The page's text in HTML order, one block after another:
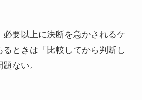
必要以上に決断を急かされるケ
ときは「比較してから判断し
ない。